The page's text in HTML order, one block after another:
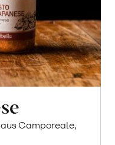
Camporeale,